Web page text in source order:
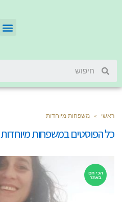
ראשי » משפחות מיוחדות
כל הפוסטים במשפחות מיוחדות
הכי חם
באתר